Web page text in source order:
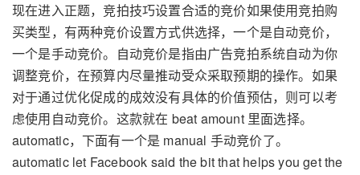
现在进入正题，竞拍技巧设置合适的竞价如果使用竞拍购
买类型，有两种竞价设置方式供选择，一个是自动竞价，
一个是手动竞价。自动竞价是指由广告竞拍系统自动为你
调整竞价，在预算内尽量推动受众采取预期的操作。如果
对于通过优化促成的成效没有具体的价值预估，则可以考
虑使用自动竞价。这款就在 beat amount 里面选择。
automatic，下面有一个是 manual 手动竞价了。
automatic let Facebook said the bit that helps you get the